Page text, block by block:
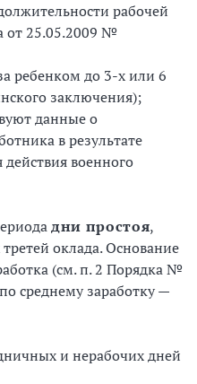
рабочей
от 25.05.2009 №
ребенком до 3-х или 6
заключения);
данные о
в результате
военного
дни простоя,
оклада. Основание
(см. п. 2 Порядка №
среднему заработку —
и нерабочих дней